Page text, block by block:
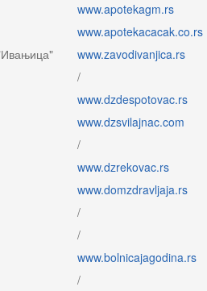
www.apotekagm.rs
www.apotekacacak.co.rs
www.zavodivanjica.rs
/
www.dzdespotovac.rs
www.dzsvilajnac.com
/
www.dzrekovac.rs
www.domzdravljaja.rs
/
/
www.bolnicajagodina.rs
/